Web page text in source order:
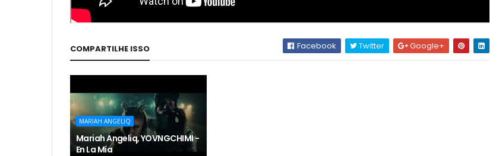
COMPARTILHE ISSO Facebook Twitter Google+
MARIAH ANGELIQ
Mariah Angeliq, YOVNGCHIMI -
En La Mía